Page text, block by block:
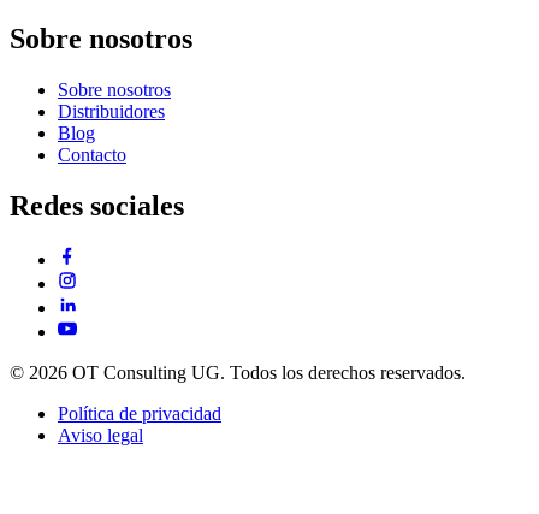
Sobre nosotros
Sobre nosotros
Distribuidores
Blog
Contacto
Redes sociales
© 2026 OT Consulting UG. Todos los derechos reservados.
Política de privacidad
Aviso legal